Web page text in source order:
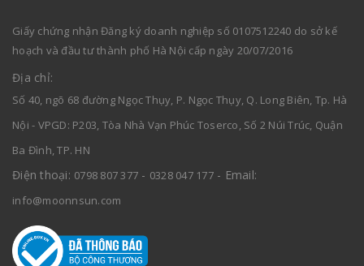
Giấy chứng nhận Đăng ký doanh nghiệp số 0107512240 do sở kế
hoạch và đầu tư thành phố Hà Nội cấp ngày 20/07/2016
Địa chỉ:
Số 40, ngõ 68 đường Ngọc Thụy, P. Ngọc Thụy, Q. Long Biên, Tp. Hà
Nội - VPGD: P203, Tòa Nhà Vạn Phúc Toserco, Số 2 Núi Trúc, Quận
Ba Đình, TP. HN
Điện thoại: 0798 807 377 - 0328 047 177- Email:
info@moonnsun.com